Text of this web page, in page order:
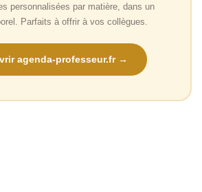
personnalisées par matière, dans un
Parfaits à offrir à vos collègues.
agenda-professeur.fr →